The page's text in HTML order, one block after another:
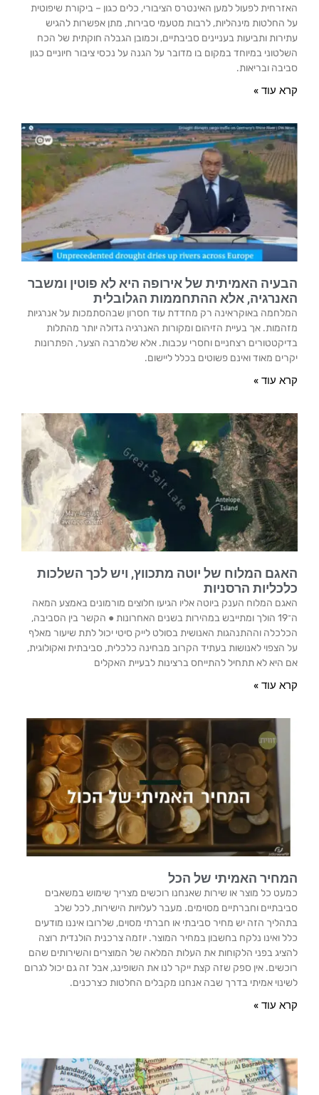
האזרחית לפעול למען האינטרס הציבורי, כלים כגון – ביקורת שיפוטית
על החלטות מינהליות, לרבות מטעמי סבירות, מתן אפשרות להגיש
עתירות ותביעות בעניינים סביבתיים, וכמובן הגבלה חוקתית של הכח
השלטוני במיוחד במקום בו מדובר על הגנה על נכסי ציבור חיוניים כגון
סביבה ובריאות.
קרא עוד »
הבעיה האמיתית של אירופה היא לא פוטין ומשבר
האנרגיה, אלא ההתחממות הגלובלית
המלחמה באוקראינה רק מחדדת עוד חסרון שבהסתמכות על אנרגיות
מזהמות. אך בעיית הזיהום ומקורות האנרגיה גדולה יותר מהתלות
בדיקטטורים רצחניים וחסרי עכבות. אלא שלמרבה הצער, הפתרונות
יקרים מאוד ואינם פשוטים בכלל ליישום.
קרא עוד »
האגם המלוח של יוטה מתכווץ, ויש לכך השלכות
כלכליות הרסניות
האגם המלוח הענק ביוטה אליו הגיעו חלוצים מורמונים באמצע המאה
ה־19 הולך ומתייבש במהירות בשנים האחרונות ● הקשר בין הסביבה,
הכלכלה וההתנהגות האנושית בסולט לייק סיטי יכול לתת שיעור מאלף
על הצפוי לאנושות בעתיד הקרוב מבחינה כלכלית, סביבתית ואקולוגית,
אם היא לא תתחיל להתייחס ברצינות לבעיית האקלים​
קרא עוד »
המחיר האמיתי של הכל
כמעט כל מוצר או שירות שאנחנו רוכשים מצריך שימוש במשאבים
סביבתיים וחברתיים מסוימים. מעבר לעלויות הישירות, לכל שלב
בתהליך הזה יש מחיר סביבתי או חברתי מסוים, שלרובו איננו מודעים
כלל ואינו נלקח בחשבון במחיר המוצר. יוזמה צרכנית הולנדית רוצה
להציג בפני הלקוחות את העלות המלאה של המוצרים והשירותים שהם
רוכשים. אין ספק שזה קצת ייקר לנו את השופינג, אבל זה גם יכול לגרום
לשינוי אמיתי בדרך שבה אנחנו מקבלים החלטות כצרכנים.
קרא עוד »